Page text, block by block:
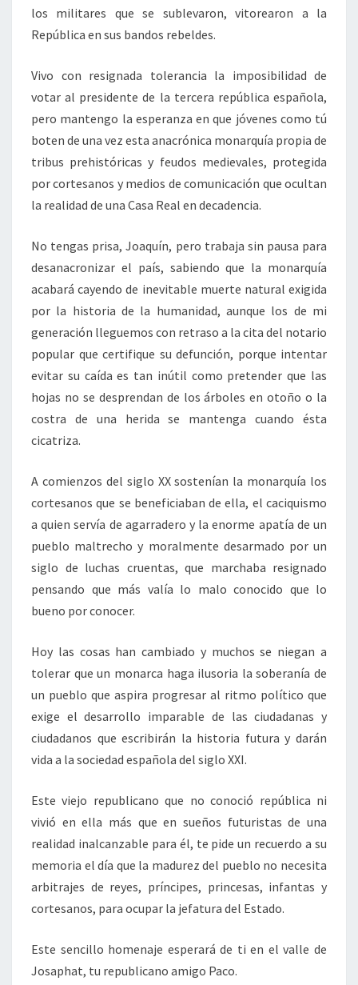
los militares que se sublevaron, vitorearon a la
República en sus bandos rebeldes.
Vivo con resignada tolerancia la imposibilidad de
votar al presidente de la tercera república española,
pero mantengo la esperanza en que jóvenes como tú
boten de una vez esta anacrónica monarquía propia de
tribus prehistóricas y feudos medievales, protegida
por cortesanos y medios de comunicación que ocultan
la realidad de una Casa Real en decadencia.
No tengas prisa, Joaquín, pero trabaja sin pausa para
desanacronizar el país, sabiendo que la monarquía
acabará cayendo de inevitable muerte natural exigida
por la historia de la humanidad, aunque los de mi
generación lleguemos con retraso a la cita del notario
popular que certifique su defunción, porque intentar
evitar su caída es tan inútil como pretender que las
hojas no se desprendan de los árboles en otoño o la
costra de una herida se mantenga cuando ésta
cicatriza.
A comienzos del siglo XX sostenían la monarquía los
cortesanos que se beneficiaban de ella, el caciquismo
a quien servía de agarradero y la enorme apatía de un
pueblo maltrecho y moralmente desarmado por un
siglo de luchas cruentas, que marchaba resignado
pensando que más valía lo malo conocido que lo
bueno por conocer.
Hoy las cosas han cambiado y muchos se niegan a
tolerar que un monarca haga ilusoria la soberanía de
un pueblo que aspira progresar al ritmo político que
exige el desarrollo imparable de las ciudadanas y
ciudadanos que escribirán la historia futura y darán
vida a la sociedad española del siglo XXI.
Este viejo republicano que no conoció república ni
vivió en ella más que en sueños futuristas de una
realidad inalcanzable para él, te pide un recuerdo a su
memoria el día que la madurez del pueblo no necesita
arbitrajes de reyes, príncipes, princesas, infantas y
cortesanos, para ocupar la jefatura del Estado.
Este sencillo homenaje esperará de ti en el valle de
Josaphat, tu republicano amigo Paco.